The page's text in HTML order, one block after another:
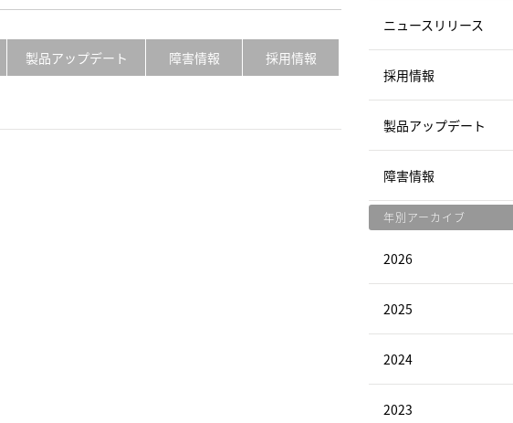
製品アップデート 障害情報 採用情報
ニュースリリース
採用情報
製品アップデート
障害情報
年別アーカイブ
2026
2025
2024
2023